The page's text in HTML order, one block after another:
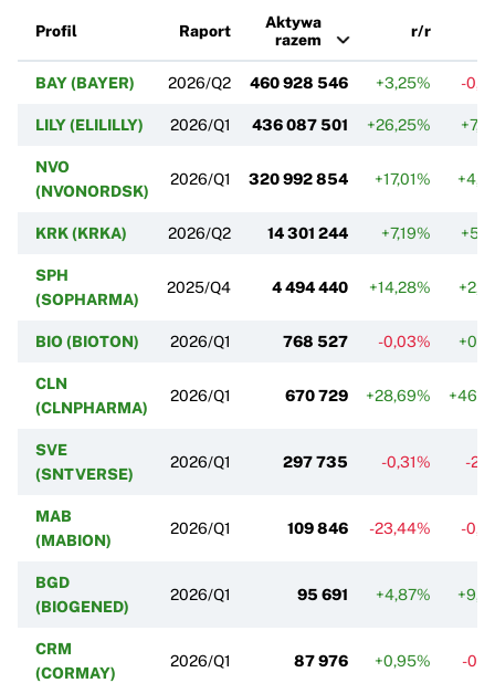
Profil Raport
Aktywa
razem
r/r
BAY (BAYER) 2026/Q2 460 928 546 +3,25% -
LILY (ELILILLY) 2026/Q1 436 087 501 +26,25%
NVO
(NVONORDSK)
2026/Q1 320 992 854 +17,01%
KRK (KRKA) 2026/Q2 14 301 244 +7,19%
SPH
(SOPHARMA)
2025/Q4 4 494 440 +14,28%
BIO (BIOTON) 2026/Q1 768 527 -0,03%
CLN
(CLNPHARMA)
2026/Q1 670 729 +28,69%
SVE
(SNTVERSE)
2026/Q1 297 735 -0,31% -
MAB
(MABION)
2026/Q1 109 846 -23,44% -
BGD
(BIOGENED)
2026/Q1 95 691 +4,87%
CRM
(CORMAY)
2026/Q1 87 976 +0,95% -